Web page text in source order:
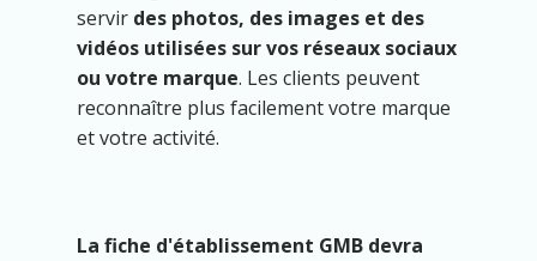
servir des photos, des images et des
vidéos utilisées sur vos réseaux sociaux
ou votre marque. Les clients peuvent
reconnaître plus facilement votre marque
et votre activité.
La fiche d'établissement GMB devra